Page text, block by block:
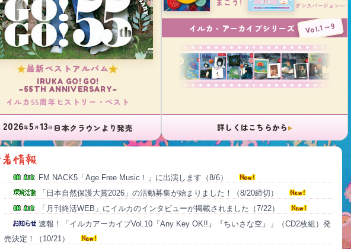
最新ベストアルバム
IRUKA GO! GO!
~55TH ANNIVERSARY~
イルカ55周年ヒストリー・ベスト
2026年5 月13日 日本クラウンより発売
ダンスバージョン〜
イルカ・アーカイブシリーズ Vol.1～9
詳しくはこちらから▸
FM NACK5「Age Free Music！」に出演します（8/6）
「日本自然保護大賞2026」の活動募集が始まりました！（8/20締切）
「月刊終活WEB」にイルカのインタビューが掲載されました（7/22）
速報！「イルカアーカイブVol.10『Any Key OK!!』『ちいさな空』」（CD2枚組）発
売決定！（10/21）